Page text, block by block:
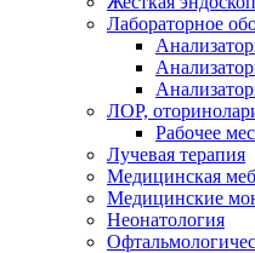
Лабораторное
ЛОР,
Рабочее
Лучевая терапия
Медицинская
Медицинские
Неонатология